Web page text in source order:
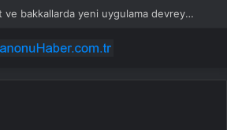
İstanbul’da market ve bakkallarda yeni uygulama devreye girdi